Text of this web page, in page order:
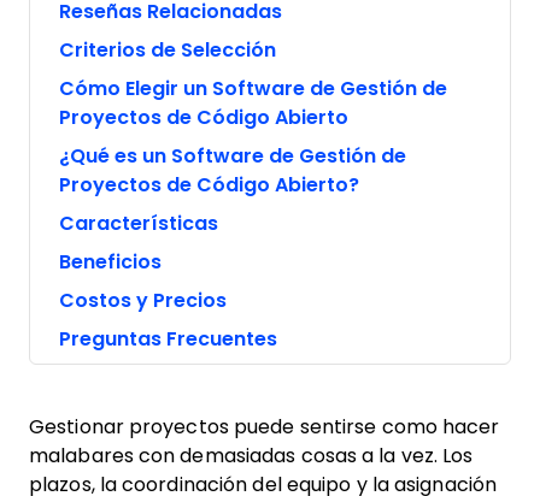
Reseñas Relacionadas
Criterios de Selección
Cómo Elegir un Software de Gestión de
Proyectos de Código Abierto
¿Qué es un Software de Gestión de
Proyectos de Código Abierto?
Características
Beneficios
Costos y Precios
Preguntas Frecuentes
Gestionar proyectos puede sentirse como hacer
malabares con demasiadas cosas a la vez. Los
plazos, la coordinación del equipo y la asignación